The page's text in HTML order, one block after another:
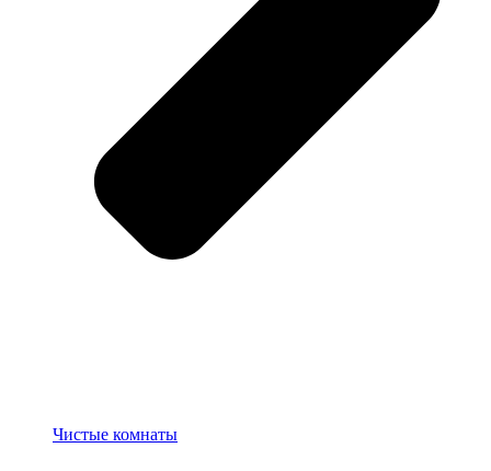
Чистые комнаты